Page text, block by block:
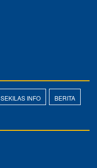
SEKILAS INFO BERITA